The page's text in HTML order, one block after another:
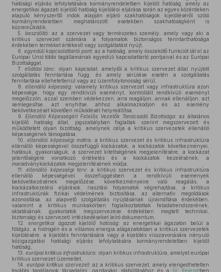
hatósági eljárás lefolytatására kormányrendeletben kijelölt hatóság, amely az
energetikai ágazati kijelölő hatóság kijelölési eljárása során az egyes közérdeken
alapuló kényszerítő indok alapján eljáró szakhatóságok kijelöléséről szóló
kormányrendeletben meghatározott esetekben szakhatóságként is
közreműködik,
5.
beszállító: az a szervezet vagy természetes személy, amely vagy aki a
kritikus szervezet számára a folyamatok biztonságos fenntarthatósága
érdekében terméket értékesít vagy szolgáltatást nyújt,
6. egyedüli kapcsolattartó pont: az a hatóság, amely összekötő funkciót lát el az
Európai Unió többi tagállamának egyedüli kapcsolattartó pontjaival és az Európai
Bizottsággal,
7.
ellátási lánc: olyan kapcsolat, amelytől a kritikus szervezet által nyújtott
szolgáltatás fenntartása függ, és amely sérülése esetén a szolgáltatás
fenntartása ellehetetlenül vagy az üzemfolytonosság sérül,
8.
ellenálló képesség: valamely kritikus szervezet vagy infrastruktúra azon
képessége, hogy egy rendkívüli eseményt, kontrollált rendkívüli eseményt
megelőzzön, azzal szemben védekezzen, arra reagáljon, annak ellenálljon, azt
semlegesítse, azt enyhítse, ahhoz alkalmazkodjon és az esemény
bekövetkezését követően működését helyreállítsa,
9.
Ellenálló Képességért Felelős Vezetők Tanácsadó Bizottsága: az általános
kijelölő hatóság által, jogszabályban foglaltak szerint megszervezett és
működtetett olyan bizottság, amelynek célja a kritikus szervezetek ellenálló
képességének támogatása,
10.
ellenálló képességi mátrix: a kritikus szervezet és kritikus infrastruktúra
ellenálló képességével összefüggő kockázatok, a kockázatok következményei,
hatásuk, gyakoriságuk, a szervezet kitettségének megjelenítésére, a kockázat
jelentőségére vonatkozó értékelés és a kockázatok kezelésének, a
maradványkockázatok megjelenítésének módja,
11.
ellenálló képességi terv: a kritikus szervezet és kritikus infrastruktúra
ellenálló képességével összefüggésben a rendkívüli események
bekövetkezésének megelőzése, következményeire való reagálás, a
kockázatkezelési eljárások, riasztási folyamatok végrehajtása, a kritikus
infrastruktúrák fizikai védelmének biztosítása, az alternatív megoldások
azonosítása, az alapvető szolgáltatás nyújtásának újraindítása érdekében,
valamint a kritikus munkakörben foglalkoztatottak feladatrendszerének,
oktatásának, gyakorlatok megszervezése érdekében megtett technikai,
biztonsági és szervezeti intézkedéseket leíró dokumentum,
12.
energetikai ágazati kijelölő hatóság: az energetikai ágazaton belül a
földgáz, a hidrogén és a villamos energia alágazatokban a kritikus szervezetek
kijelölésére, a kijelölés fenntartására vagy a kijelölés visszavonására irányuló
közigazgatási hatósági eljárás lefolytatására kormányrendeletben kijelölt
hatóság,
13. európai kritikus infrastruktúra: olyan kritikus infrastruktúra, amelyet európai
kritikus szervezet üzemeltet,
14.
európai kritikus szervezet: az a kritikus szervezet, amely elengedhetetlen
további tagállamok társadalmi, gazdasági stabilitásához és a IV. Fejezetben